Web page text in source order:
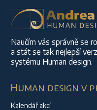
Naučím vás správně se
a stát se tak nejlepší
systému Human design.
Human design v
Kalendář akcí